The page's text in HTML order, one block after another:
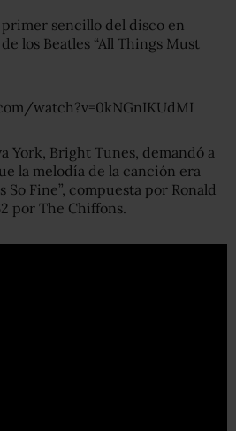
primer sencillo del disco en
los Beatles “All Things Must
watch?v=0kNGnIKUdMI
York, Bright Tunes, demandó a
la melodía de la canción era
So Fine”, compuesta por Ronald
por The Chiffons.